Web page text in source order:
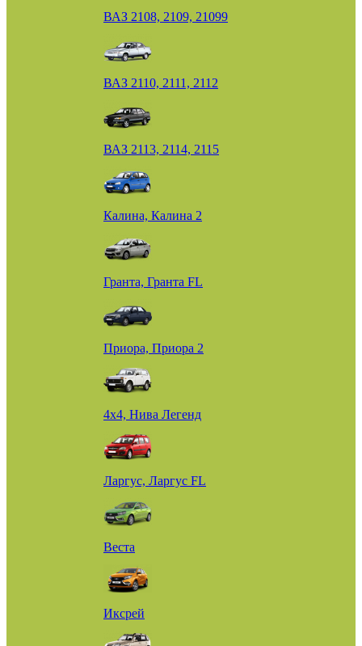
ВАЗ 2108, 2109, 21099
ВАЗ 2110, 2111, 2112
ВАЗ 2113, 2114, 2115
Калина, Калина 2
Гранта, Гранта FL
Приора, Приора 2
4х4, Нива Легенд
Ларгус, Ларгус FL
Веста
Иксрей